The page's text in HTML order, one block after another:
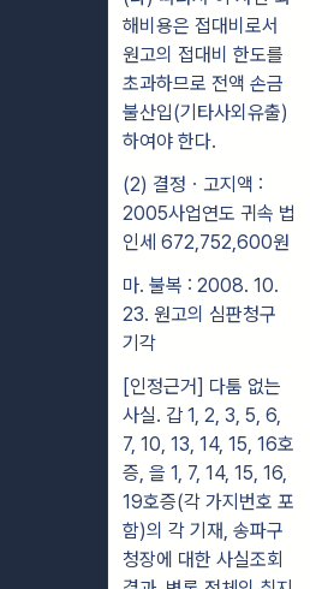
해비용은 접대비로서
원고의 접대비 한도를
초과하므로 전액 손금
불산입(기타사외유출)
하여야 한다.
(2) 결정ㆍ고지액 :
2005사업연도 귀속 법
인세 672,752,600원
마. 불복 : 2008. 10.
23. 원고의 심판청구
기각
[인정근거] 다툼 없는
사실. 갑 1, 2, 3, 5, 6,
7, 10, 13, 14, 15, 16호
증, 을 1, 7, 14, 15, 16,
19호증(각 가지번호 포
함)의 각 기재, 송파구
청장에 대한 사실조회